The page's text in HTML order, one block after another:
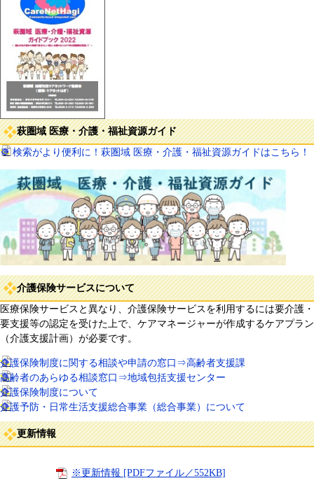
萩圏域 医療・介護・福祉資源ガイド
※ 検索がより便利に！萩圏域 医療・介護・福祉資源ガイドはこちら！
介護保険サービスについて
医療保険サービスと異なり、介護保険サービスを利用するには要介護・
要支援等の認定を受けた上で、ケアマネージャーが作成するケアプラン
（介護支援計画）が必要です。
介護保険制度に関する相談や申請の窓口⇒高齢者支援課
高齢者のあらゆる相談窓口⇒地域包括支援センター
介護保険制度について
介護予防・日常生活支援総合事業（総合事業）について
更新情報
※更新情報 [PDFファイル／552KB]